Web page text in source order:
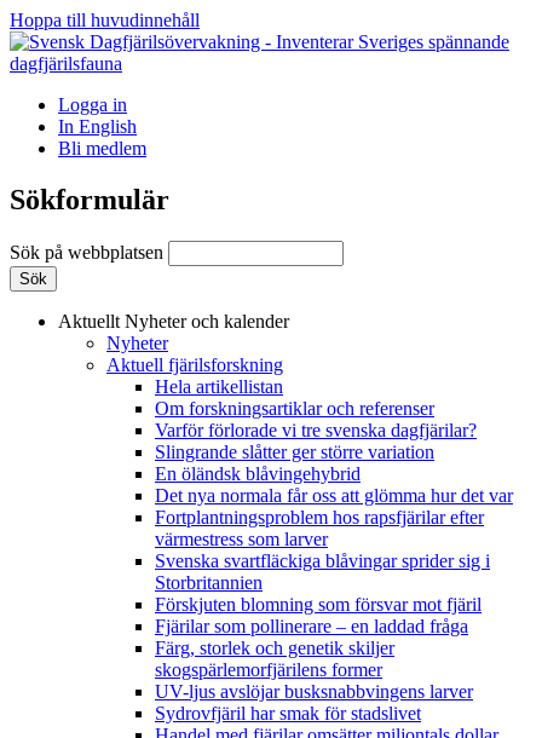
Hoppa till huvudinnehåll
Logga in
In English
Bli medlem
Sökformulär
Sök på webbplatsen
Aktuellt Nyheter och kalender
Nyheter
Aktuell fjärilsforskning
Hela artikellistan
Om forskningsartiklar och referenser
Varför förlorade vi tre svenska dagfjärilar?
Slingrande slåtter ger större variation
En öländsk blåvingehybrid
Det nya normala får oss att glömma hur det var
Fortplantningsproblem hos rapsfjärilar efter
värmestress som larver
Svenska svartfläckiga blåvingar sprider sig i
Storbritannien
Förskjuten blomning som försvar mot fjäril
Fjärilar som pollinerare – en laddad fråga
Färg, storlek och genetik skiljer
skogspärlemorfjärilens former
UV-ljus avslöjar busksnabbvingens larver
Sydrovfjäril har smak för stadslivet